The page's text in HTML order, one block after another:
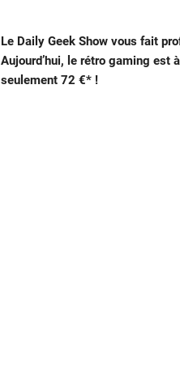
Le Daily Geek Show vous fait
Aujourd’hui, le rétro gaming est
seulement 72 €* !